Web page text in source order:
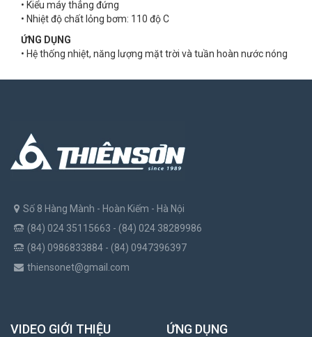
• Kiểu máy thẳng đứng
• Nhiệt độ chất lỏng bơm: 110 độ C
ỨNG DỤNG
• Hệ thống nhiệt, năng lượng mặt trời và tuần hoàn nước nóng
Số 8 Hàng Mành - Hoàn Kiếm - Hà Nội
(84) 024 35115663 - (84) 024 38289986
(84) 0986833884 - (84) 0947396397
thiensonet@gmail.com
VIDEO GIỚI THIỆU ỨNG DỤNG